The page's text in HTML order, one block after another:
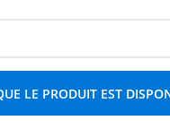
LE PRODUIT EST